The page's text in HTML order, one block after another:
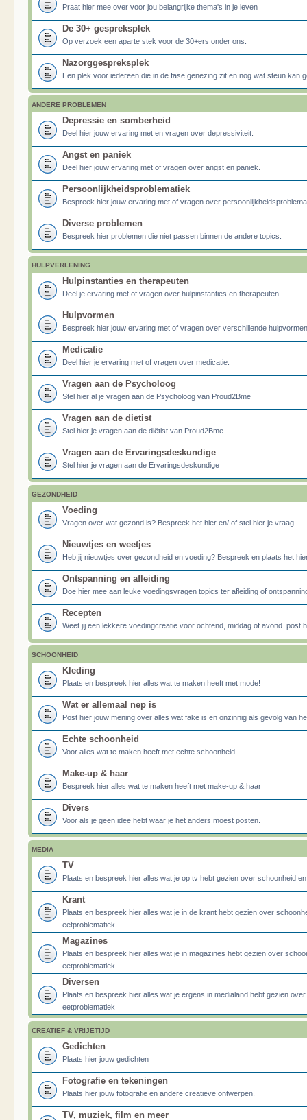
Praat hier mee over voor jou belangrijke thema's in je leven
De 30+ gespreksplek
Op verzoek een aparte stek voor de 30+ers onder ons.
Nazorggespreksplek
Een plek voor iedereen die in de fase genezing zit en nog wat steun kan
ANDERE PROBLEMEN
Depressie en somberheid
Deel hier jouw ervaring met en vragen over depressiviteit.
Angst en paniek
Deel hier jouw ervaring met of vragen over angst en paniek.
Persoonlijkheidsproblematiek
Bespreek hier jouw ervaring met of vragen over
Diverse problemen
Bespreek hier problemen die niet passen binnen de andere topics.
HULPVERLENING
Hulpinstanties en therapeuten
Deel je ervaring met of vragen over hulpinstanties en therapeuten
Hulpvormen
Bespreek hier jouw ervaring met of vragen over verschillende
Medicatie
Deel hier je ervaring met of vragen over medicatie.
Vragen aan de Psycholoog
Stel hier al je vragen aan de Psycholoog van Proud2Bme
Vragen aan de dietist
Stel hier je vragen aan de diëtist van Proud2Bme
Vragen aan de Ervaringsdeskundige
Stel hier je vragen aan de Ervaringsdeskundige
GEZONDHEID
Voeding
Vragen over wat gezond is? Bespreek het hier en/ of stel hier je vraag.
Nieuwtjes en weetjes
Heb jij nieuwtjes over gezondheid en voeding? Bespreek en plaats het
Ontspanning en afleiding
Doe hier mee aan leuke voedingsvragen topics ter afleiding of
Recepten
Weet jij een lekkere voedingcreatie voor ochtend, middag of avond..post
SCHOONHEID
Kleding
Plaats en bespreek hier alles wat te maken heeft met mode!
Wat er allemaal nep is
Post hier jouw mening over alles wat fake is en onzinnig als gevolg van
Echte schoonheid
Voor alles wat te maken heeft met echte schoonheid.
Make-up & haar
Bespreek hier alles wat te maken heeft met make-up & haar
Divers
Voor als je geen idee hebt waar je het anders moest posten.
MEDIA
TV
Plaats en bespreek hier alles wat je op tv hebt gezien over schoonheid
Krant
Plaats en bespreek hier alles wat je in de krant hebt gezien over
eetproblematiek
Magazines
Plaats en bespreek hier alles wat je in magazines hebt gezien over
eetproblematiek
Diversen
Plaats en bespreek hier alles wat je ergens in medialand hebt gezien
eetproblematiek
CREATIEF & VRIJETIJD
Gedichten
Plaats hier jouw gedichten
Fotografie en tekeningen
Plaats hier jouw fotografie en andere creatieve ontwerpen.
TV, muziek, film en meer